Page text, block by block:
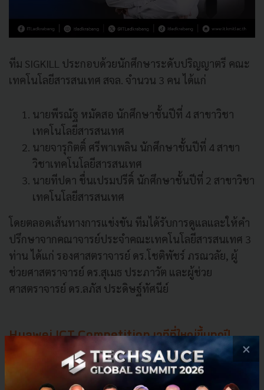
ทีม SIGKILL ประกอบด้วยนักศึกษาระดับปริญญาตรี คณะ
เทคโนโลยีสารสนเทศ สจล. จำนวน 3 คน ได้แก่
นายพีรณัฐ หมัดสอ นักศึกษาชั้นปีที่ 4 สาขาวิชา
เทคโนโลยีสารสนเทศ
นายจารุกิตติ์ ศรีพาเพลิน นักศึกษาชั้นปีที่ 4 สาขา
วิชาเทคโนโลยีสารสนเทศ
นายทีปดา ชื่นเปรมปรีดิ์ นักศึกษาชั้นปีที่ 2 สาขาวิชา
เทคโนโลยีสารสนเทศ
โดยตลอดเส้นทางการแข่งขัน ทีมได้รับการดูแลและให้คำ
ปรึกษาจากคณาจารย์ประจำคณะเทคโนโลยีสารสนเทศ 3
ท่าน ได้แก่ รองศาสตราจารย์ ดร.โชติพัชร์ ภรณวลัย, ผู้
ช่วยศาสตราจารย์ ดร.สุเมธ ประภาวัต และผู้ช่วย
ศาสตราจารย์ ดร.ลภัส ประดิษฐ์ทัศนีย์
Huawei ICT Competition เวทีที่ใหญ่ขึ้นทุกปี
Huawei ICT Competition เริ่มจัดครั้งแรกในปี 2015 และ
ปีนี้นับเป็นครั้งที่ 10 ภายใต้ธีม'Connection, Glory,
×